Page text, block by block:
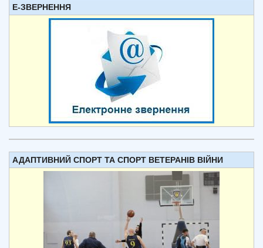
Е-ЗВЕРНЕННЯ
АДАПТИВНИЙ СПОРТ ТА СПОРТ ВЕТЕРАНІВ ВІЙНИ